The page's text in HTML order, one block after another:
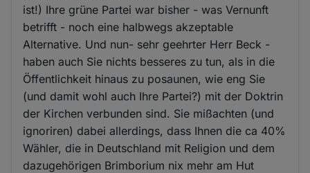
ist!) Ihre grüne Partei war bisher - was Vernunft
betrifft - noch eine halbwegs akzeptable
Alternative. Und nun- sehr geehrter Herr Beck -
haben auch Sie nichts besseres zu tun, als in die
Öffentlichkeit hinaus zu posaunen, wie eng Sie
(und damit wohl auch Ihre Partei?) mit der Doktrin
der Kirchen verbunden sind. Sie mißachten (und
ignoriren) dabei allerdings, dass Ihnen die ca 40%
Wähler, die in Deutschland mit Religion und dem
dazugehörigen Brimborium nix mehr am Hut